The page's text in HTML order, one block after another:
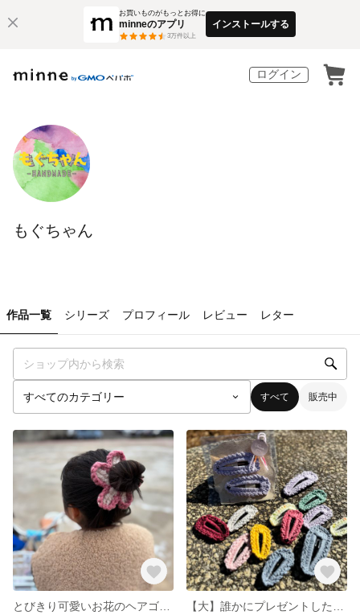
お買いものがもっとお得に
minneのアプリ
3万件以上
インストールする
ログイン
もぐちゃん
作品一覧 シリーズ プロフィール レビュー レター
すべて 販売中